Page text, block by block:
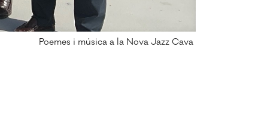
Poemes i música a la Nova Jazz Cava